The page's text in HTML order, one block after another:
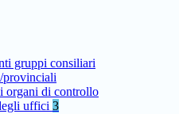
gruppi consiliari
provinciali
organi di controllo
uffici 3